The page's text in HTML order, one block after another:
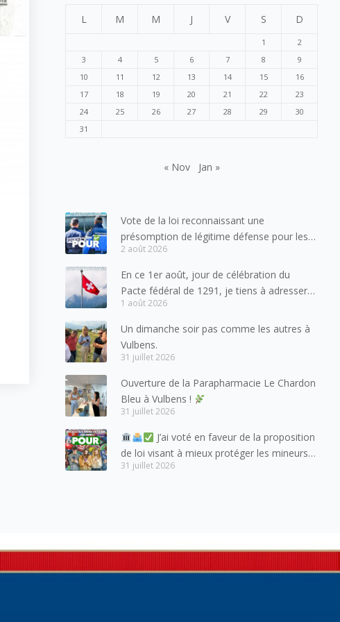
L M M J V S D
1
2
3
4 5 6 7 8
9
10
11 12 13 14 15
16
17
18 19 20 21 22
23
24
25 26 27 28 29
30
31
« Nov Jan »
Vote de la loi reconnaissant une
présomption de légitime défense pour les
forces de l’ordre
2 août 2026
En ce 1er août, jour de célébration du
Pacte fédéral de 1291, je tiens à adresser
mes meilleures salutations à nos voisins et
amis suisses, et plus particulièrement aux
habitants du bassin genevois et de l’arc
lémanique, avec lesquels la Haute-Savoie
1 août 2026
Un dimanche soir pas comme les autres à
Vulbens.
31 juillet 2026
Ouverture de la Parapharmacie Le Chardon
Bleu à Vulbens !
31 juillet 2026
J’ai voté en faveur de la proposition
de loi visant à mieux protéger les mineurs
des risques liés à l’utilisation des réseaux
31 juillet 2026